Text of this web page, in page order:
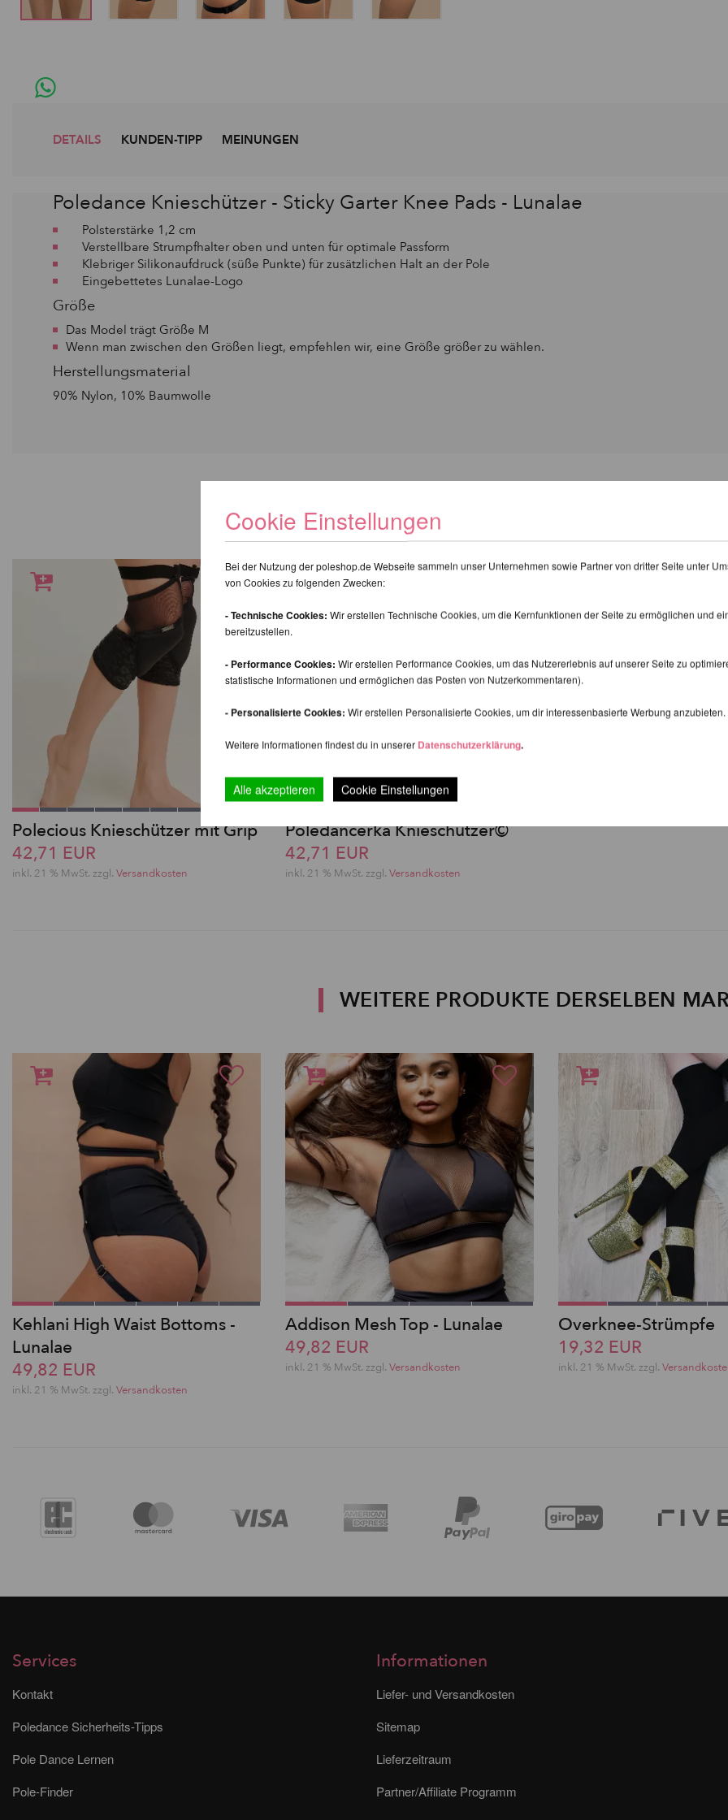
DETAILS KUNDEN-TIPP MEINUNGEN
Poledance Knieschützer - Sticky Garter Knee Pads - Lunalae
Polsterstärke 1,2 cm
Verstellbare Strumpfhalter oben und unten für optimale Passform
Klebriger Silikonaufdruck (süße Punkte) für zusätzlichen Halt an der Pole
Eingebettetes Lunalae-Logo
Größe
Das Model trägt Größe M
Wenn man zwischen den Größen liegt, empfehlen wir, eine Größe größer zu wählen.
Herstellungsmaterial
90% Nylon, 10% Baumwolle
WIR EMPFEHLEN IHNEN NOCH FOLGENDE
Polecious Knieschützer mit Grip
42,71 EUR
inkl. 21 % MwSt. zzgl. Versandkosten
Poledancerka Knieschützer©
42,71 EUR
inkl. 21 % MwSt. zzgl. Versandkosten
WEITERE PRODUKTE DERSELBEN
Kehlani High Waist Bottoms -
Lunalae
49,82 EUR
inkl. 21 % MwSt. zzgl. Versandkosten
Addison Mesh Top - Lunalae
49,82 EUR
inkl. 21 % MwSt. zzgl. Versandkosten
Overknee-Strümpfe
19,32 EUR
inkl. 21 % MwSt. zzgl.
Services
Kontakt
Poledance Sicherheits-Tipps
Pole Dance Lernen
Pole-Finder
Informationen
Liefer- und Versandkosten
Sitemap
Lieferzeitraum
Partner/Affiliate Programm
Cookie Einstellungen
Bei der Nutzung der poleshop.de Webseite sammeln unser Unternehmen sowie Partner von dritter Seite unter
von Cookies zu folgenden Zwecken:
- Technische Cookies: Wir erstellen Technische Cookies, um die Kernfunktionen der Seite zu ermöglichen und
bereitzustellen.
- Performance Cookies: Wir erstellen Performance Cookies, um das Nutzererlebnis auf unserer Seite zu
statistische Informationen und ermöglichen das Posten von Nutzerkommentaren).
- Personalisierte Cookies: Wir erstellen Personalisierte Cookies, um dir interessenbasierte Werbung anzubieten.
Weitere Informationen findest du in unserer Datenschutzerklärung.
Alle akzeptieren Cookie Einstellungen